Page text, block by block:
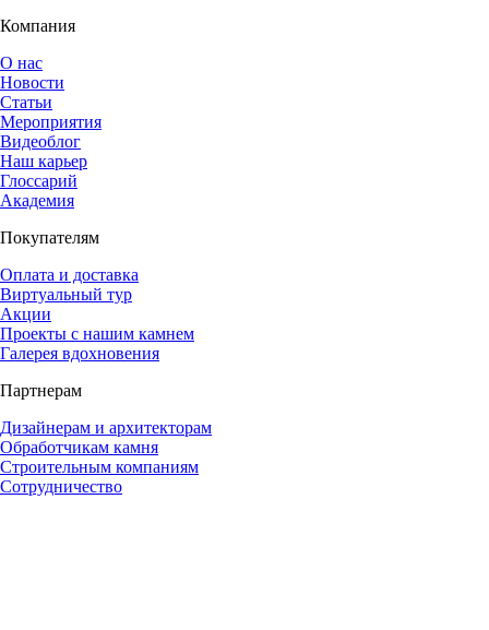
Компания
О нас
Новости
Статьи
Мероприятия
Видеоблог
Наш карьер
Глоссарий
Академия
Покупателям
Оплата и доставка
Виртуальный тур
Акции
Проекты с нашим камнем
Галерея вдохновения
Партнерам
Дизайнерам и архитекторам
Обработчикам камня
Строительным компаниям
Сотрудничество